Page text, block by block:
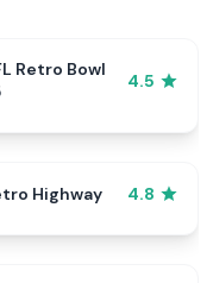
Retro Bowl
4.5
Highway 4.8